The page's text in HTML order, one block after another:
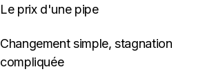
Le prix d'une pipe
Changement simple, stagnation
compliquée